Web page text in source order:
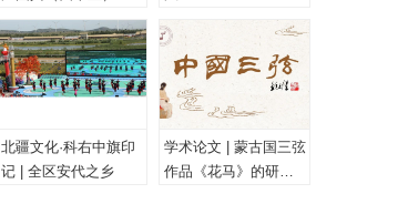
古族安代舞
北疆文化·科右中旗印
记 | 全区安代之乡
学术论文 | 蒙古国三弦
作品《花马》的研究